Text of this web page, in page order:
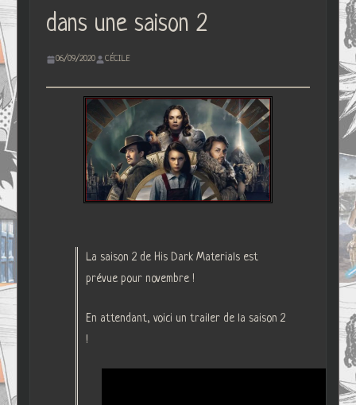
dans une saison 2
06/09/2020 CÉCILE
La saison 2 de His Dark Materials est
prévue pour novembre !
En attendant, voici un trailer de la saison 2
!